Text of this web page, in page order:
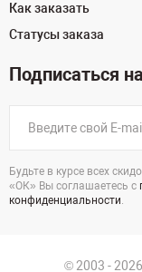
Как заказать
Статусы заказа
Подписаться
Будьте в курсе всех
«ОК» Вы соглашаетесь с
конфиденциальности.
© 2003 -